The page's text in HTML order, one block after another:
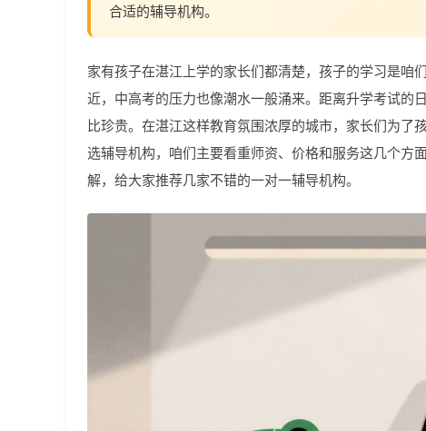
合适的辅导机构。
家有孩子在湛江上学的家长们都清楚，孩子的学习是咱
近，中高考的压力也像潮水一般涌来。距离升学考试的
比珍贵。在湛江这样教育氛围浓厚的城市，家长们为了
选辅导机构，咱们主要看重师资、价格和服务这几个方
解，给大家推荐几家不错的一对一辅导机构。